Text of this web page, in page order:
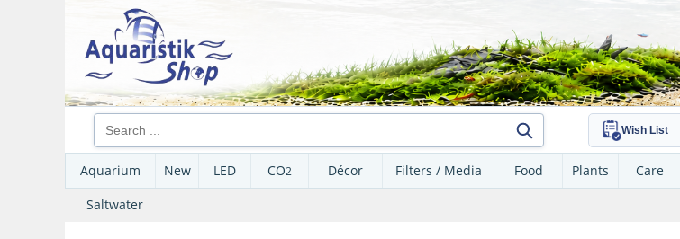
Wish List
Aquarium New LED CO2 Décor Filters / Media Food Plants Care
Saltwater